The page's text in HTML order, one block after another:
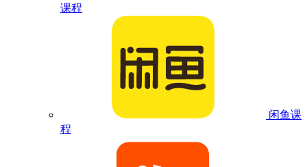
课程
闲鱼课
程